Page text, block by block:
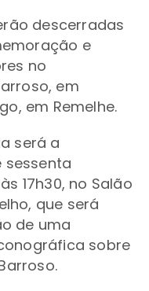
descerradas
e
no
em
em Remelhe.
será a
sessenta
17h30, no Salão
que será
de uma
sobre